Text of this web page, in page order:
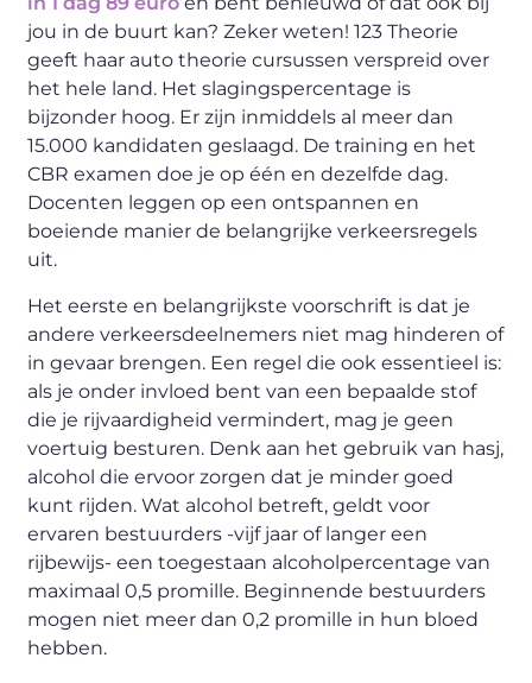
jou in de buurt kan? Zeker weten! 123 Theorie
geeft haar auto theorie cursussen verspreid over
het hele land. Het slagingspercentage is
bijzonder hoog. Er zijn inmiddels al meer dan
15.000 kandidaten geslaagd. De training en het
CBR examen doe je op één en dezelfde dag.
Docenten leggen op een ontspannen en
boeiende manier de belangrijke verkeersregels
uit.
Het eerste en belangrijkste voorschrift is dat je
andere verkeersdeelnemers niet mag hinderen of
in gevaar brengen. Een regel die ook essentieel is:
als je onder invloed bent van een bepaalde stof
die je rijvaardigheid vermindert, mag je geen
voertuig besturen. Denk aan het gebruik van hasj,
alcohol die ervoor zorgen dat je minder goed
kunt rijden. Wat alcohol betreft, geldt voor
ervaren bestuurders -vijf jaar of langer een
rijbewijs- een toegestaan alcoholpercentage van
maximaal 0,5 promille. Beginnende bestuurders
mogen niet meer dan 0,2 promille in hun bloed
hebben.